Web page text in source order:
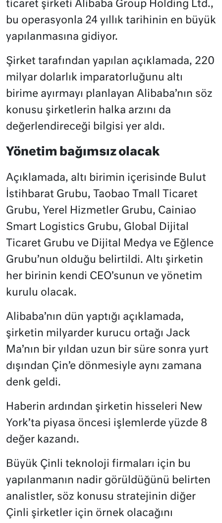
ticaret şirketi Alibaba Group Holding Ltd.,
bu operasyonla 24 yıllık tarihinin en büyük
yapılanmasına gidiyor.
Şirket tarafından yapılan açıklamada, 220
milyar dolarlık imparatorluğunu altı
birime ayırmayı planlayan Alibaba’nın söz
konusu şirketlerin halka arzını da
değerlendireceği bilgisi yer aldı.
Yönetim bağımsız olacak
Açıklamada, altı birimin içerisinde Bulut
İstihbarat Grubu, Taobao Tmall Ticaret
Grubu, Yerel Hizmetler Grubu, Cainiao
Smart Logistics Grubu, Global Dijital
Ticaret Grubu ve Dijital Medya ve Eğlence
Grubu’nun olduğu belirtildi. Altı şirketin
her birinin kendi CEO’sunun ve yönetim
kurulu olacak.
Alibaba’nın dün yaptığı açıklamada,
şirketin milyarder kurucu ortağı Jack
Ma’nın bir yıldan uzun bir süre sonra yurt
dışından Çin’e dönmesiyle aynı zamana
denk geldi.
Haberin ardından şirketin hisseleri New
York’ta piyasa öncesi işlemlerde yüzde 8
değer kazandı.
Büyük Çinli teknoloji firmaları için bu
yapılanmanın nadir görüldüğünü belirten
analistler, söz konusu stratejinin diğer
Çinli şirketler için örnek olacağını